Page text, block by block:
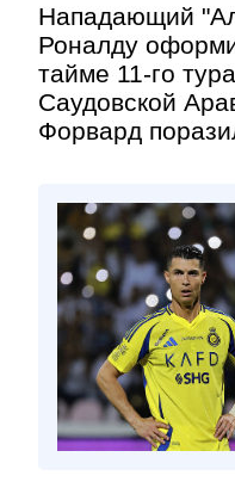
Нападающий
Роналду
тайме 11-го
Саудовской
Форвард
Контакт»